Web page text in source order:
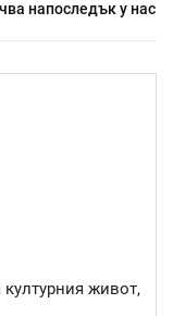
у нас
живот,